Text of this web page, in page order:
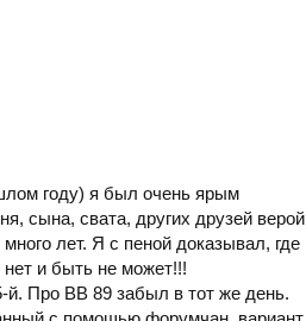
году) я был очень ярым
сына, свата, других друзей верой
лет. Я с пеной доказывал, где
нет и быть не может!!!
Про ВВ 89 забыл в тот же день.